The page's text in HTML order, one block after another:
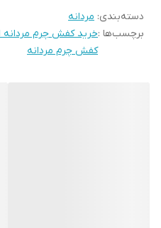
استاندارد خود در کفش چرم را انتخاب
دسته‌بندی: مردانه
برچسب‌ها :خرید کفش چرم مردانه
کفش چرم مردانه